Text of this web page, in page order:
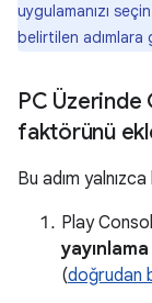
uygulamanızı
belirtilen adımlara
PC
faktörünü
Bu adım
Play
(doğrudan